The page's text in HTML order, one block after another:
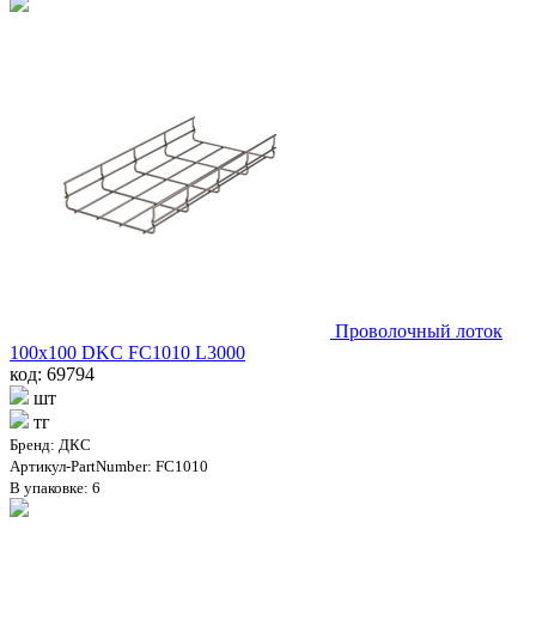
Проволочный лоток
100х100 DKC FC1010 L3000
код: 69794
шт
тг
Бренд: ДКС
Артикул-PartNumber: FC1010
В упаковке: 6